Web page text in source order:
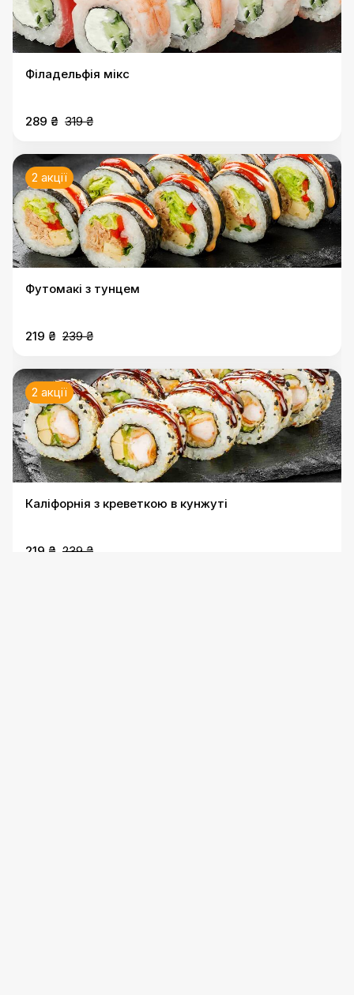
Філадельфія мікс
289 ₴ 319 ₴
2 акції
Футомакі з тунцем
219 ₴ 239 ₴
2 акції
Каліфорнія з креветкою в кунжуті
219 ₴ 239 ₴